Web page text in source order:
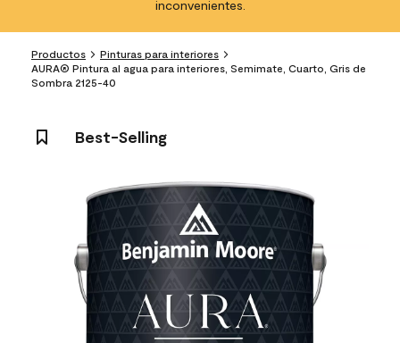
inconvenientes.
Productos
Pinturas para interiores
AURA® Pintura al agua para interiores, Semimate, Cuarto, Gris de
Sombra 2125-40
Best-Selling